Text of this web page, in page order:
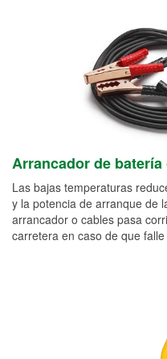
Arrancador de
Las bajas temperaturas
y la potencia de arranque de
arrancador o cables pasa
carretera en caso de que